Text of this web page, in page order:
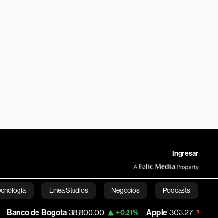
Ingresar
Línea Studios Negocios Podcasts
English
38,800.00 +0.21% Apple 303.27 -1.74% USD